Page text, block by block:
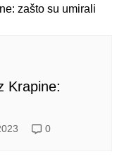
Krapine:
0